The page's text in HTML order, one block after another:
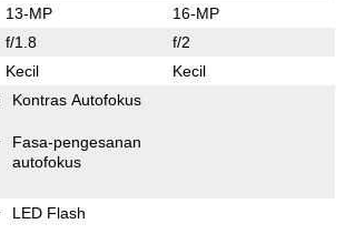
13-MP 16-MP
f/1.8 f/2
Kecil Kecil
Kontras Autofokus
Fasa-pengesanan
autofokus
LED Flash